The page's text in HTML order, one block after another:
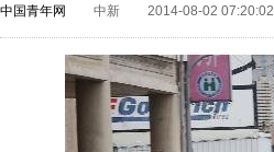
中国青年网 中新 2014-08-02 07:20:02